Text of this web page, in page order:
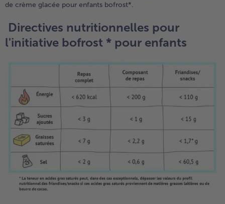
de crème glacée pour enfants bofrost*.
Directives nutritionnelles pour
l'initiative bofrost * pour enfants